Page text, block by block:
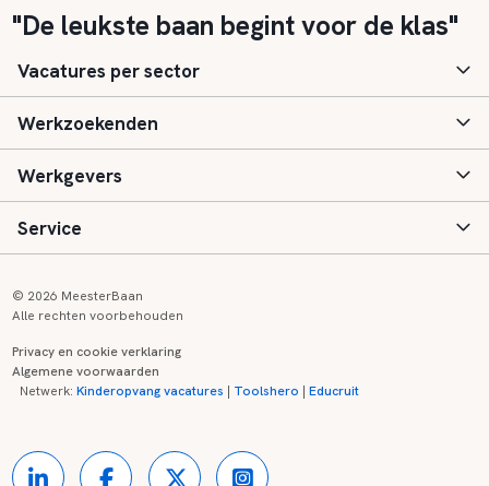
"De leukste baan begint voor de klas"
Vacatures per sector
Basisonderwijs
Speciaal (basis) onderwijs
Voortgezet onderwijs
Kinderopvang
Werkzoekenden
Aanmelden
Vacatures
Zij-instroom informatie
Werkgevers
Inloggen
Registreren
Service
Onderwijs links
© 2026 MeesterBaan
Alle rechten voorbehouden
Privacy en cookie verklaring
Algemene voorwaarden
Netwerk:Kinderopvang vacatures | Toolshero |Educruit